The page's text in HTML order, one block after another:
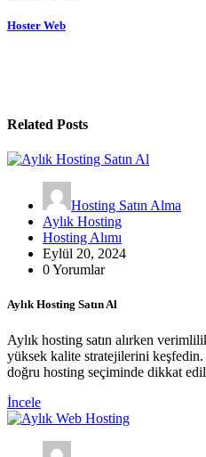
Hoster Web
Related Posts
Hosting Satın Alma
Aylık Hosting
Hosting Alımı
Eylül 20, 2024
0 Yorumlar
Aylık Hosting Satın Al
Aylık hosting satın alırken
yüksek kalite stratejilerini
doğru hosting seçiminde dikkat
İncele